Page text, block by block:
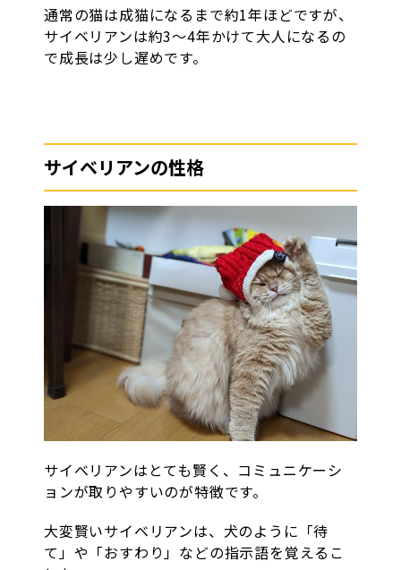
通常の猫は成猫になるまで約1年ほどですが、
サイベリアンは約3〜4年かけて大人になるの
で成長は少し遅めです。
サイベリアンの性格
サイベリアンはとても賢く、コミュニケーシ
ョンが取りやすいのが特徴です。
大変賢いサイベリアンは、犬のように「待
て」や「おすわり」などの指示語を覚えるこ